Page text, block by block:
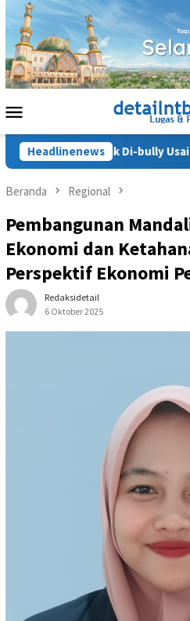
Loncat
konten
Mobile
Headlinenews
Anak Di-bully Usai Dituduh
Beranda Regional
Pembangunan
Ekonomi dan
Perspektif Ekonomi
Redaksidetail
6 Oktober 2025